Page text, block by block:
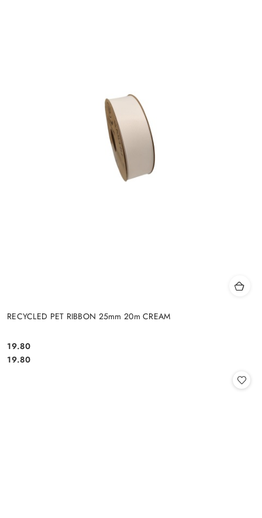
RECYCLED PET RIBBON 25mm 20m CREAM
Cena:
19.80
Cena:
19.80